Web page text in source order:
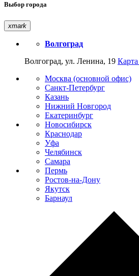
Выбор города
xmark
Волгоград
Волгоград, ул. Ленина, 19 Карта
Москва (основной офис)
Санкт-Петербург
Казань
Нижний Новгород
Екатеринбург
Новосибирск
Краснодар
Уфа
Челябинск
Самара
Пермь
Ростов-на-Дону
Якутск
Барнаул